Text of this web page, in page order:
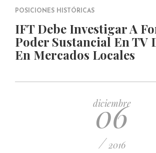
POSICIONES HISTÓRICAS
IFT Debe Investigar A
Poder Sustancial En TV
En Mercados Locales
diciembre
06
/ 2016